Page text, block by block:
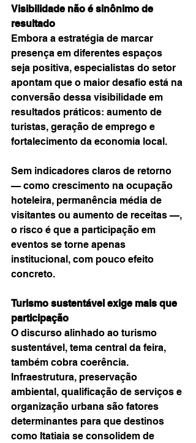
Visibilidade não é sinônimo de
resultado
Embora a estratégia de marcar
presença em diferentes espaços
seja positiva, especialistas do setor
apontam que o maior desafio está na
conversão dessa visibilidade em
resultados práticos: aumento de
turistas, geração de emprego e
fortalecimento da economia local.
Sem indicadores claros de retorno
— como crescimento na ocupação
hoteleira, permanência média de
visitantes ou aumento de receitas —,
o risco é que a participação em
eventos se torne apenas
institucional, com pouco efeito
concreto.
Turismo sustentável exige mais que
participação
O discurso alinhado ao turismo
sustentável, tema central da feira,
também cobra coerência.
Infraestrutura, preservação
ambiental, qualificação de serviços e
organização urbana são fatores
determinantes para que destinos
como Itatiaia se consolidem de